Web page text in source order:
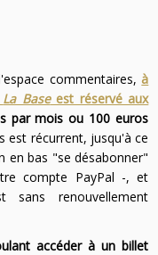
commentaires,à
La Baseest réservé aux
par mois ou 100 euros
récurrent, jusqu'à ce
en bas "se désabonner"
compte PayPal -, et
sans renouvellement
accéder à un billet